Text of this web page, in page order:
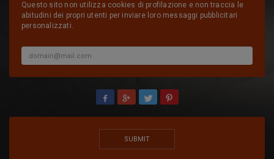
Questo sito non utilizza cookies di profilazione e non traccia le
abitudini dei propri utenti per inviare loro messaggi pubblicitari
personalizzati.